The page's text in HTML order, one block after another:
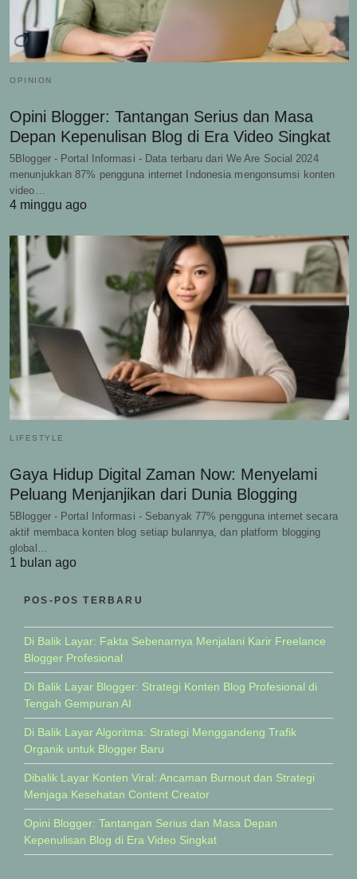
OPINION
Opini Blogger: Tantangan Serius dan Masa
Depan Kepenulisan Blog di Era Video Singkat
5Blogger - Portal Informasi - Data terbaru dari We Are Social 2024
menunjukkan 87% pengguna internet Indonesia mengonsumsi konten
video…
4 minggu ago
LIFESTYLE
Gaya Hidup Digital Zaman Now: Menyelami
Peluang Menjanjikan dari Dunia Blogging
5Blogger - Portal Informasi - Sebanyak 77% pengguna internet secara
aktif membaca konten blog setiap bulannya, dan platform blogging
global…
1 bulan ago
POS-POS TERBARU
Di Balik Layar: Fakta Sebenarnya Menjalani Karir Freelance
Blogger Profesional
Di Balik Layar Blogger: Strategi Konten Blog Profesional di
Tengah Gempuran AI
Di Balik Layar Algoritma: Strategi Menggandeng Trafik
Organik untuk Blogger Baru
Dibalik Layar Konten Viral: Ancaman Burnout dan Strategi
Menjaga Kesehatan Content Creator
Opini Blogger: Tantangan Serius dan Masa Depan
Kepenulisan Blog di Era Video Singkat